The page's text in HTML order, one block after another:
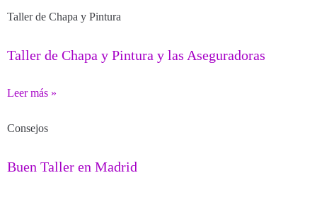
Taller de Chapa y Pintura
Taller de Chapa y Pintura y las Aseguradoras
Leer más »
Consejos
Buen Taller en Madrid